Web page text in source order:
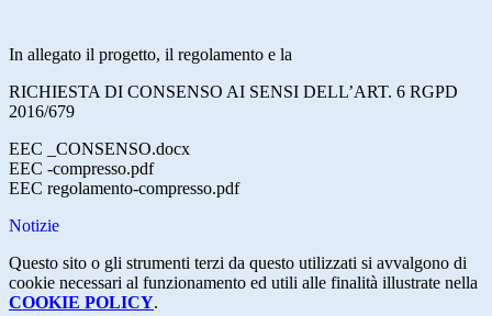
In allegato il progetto, il regolamento e la
RICHIESTA DI CONSENSO AI SENSI DELL’ART. 6 RGPD
2016/679
EEC _CONSENSO.docx
EEC -compresso.pdf
EEC regolamento-compresso.pdf
Notizie
Questo sito o gli strumenti terzi da questo utilizzati si avvalgono di
cookie necessari al funzionamento ed utili alle finalità illustrate nella
COOKIE POLICY.